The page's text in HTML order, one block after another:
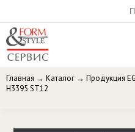
Главная → Каталог → Продукция
H3395 ST12